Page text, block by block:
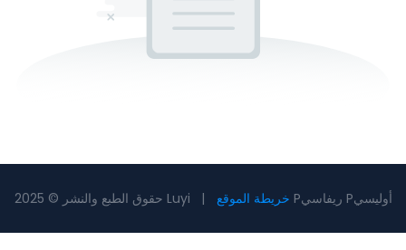
حقوق الطبع والنشر © 2025 Luyi | Pريفاسي Pأوليسي